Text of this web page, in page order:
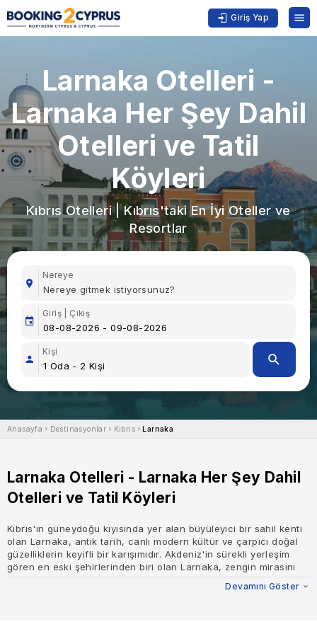
Giriş Yap
Larnaka Otelleri -
Larnaka Her Şey Dahil
Otelleri ve Tatil
Köyleri
Kıbrıs Otelleri | Kıbrıs'taki En İyi Oteller ve
Resortlar
Nereye
Giriş | Çıkış
Kişi
Anasayfa Destinasyonlar Kıbrıs Larnaka
Larnaka Otelleri - Larnaka Her Şey Dahil
Otelleri ve Tatil Köyleri
Kıbrıs'ın güneydoğu kıyısında yer alan büyüleyici bir sahil kenti
olan Larnaka, antik tarih, canlı modern kültür ve çarpıcı doğal
güzelliklerin keyifli bir karışımıdır. Akdeniz'in sürekli yerleşim
gören en eski şehirlerinden biri olan Larnaka, zengin mirasını
çağdaş olanaklarla zahmetsizce birleştirerek farklı deneyimler
arayan gezginler için ideal bir tatil beldesi haline geliyor.
Devamını Göster